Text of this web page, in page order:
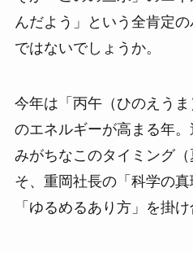
んだよう」という全肯定
ではないでしょうか。
今年は「丙午（ひのえう
のエネルギーが高まる年
みがちなこのタイミング
そ、重岡社長の「科学の
「ゆるめるあり方」を掛け